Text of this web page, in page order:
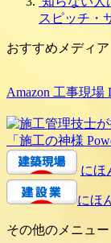
スピッチ・
おすすめメディア
Amazon 工事現場
にほ
にほ
その他のメニュー